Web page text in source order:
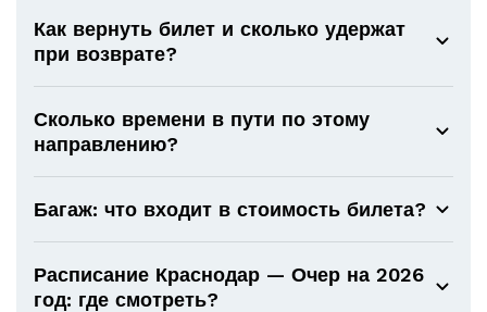
Как вернуть билет и сколько удержат
при возврате?
Сколько времени в пути по этому
направлению?
Багаж: что входит в стоимость билета?
Расписание Краснодар — Очер на 2026
год: где смотреть?